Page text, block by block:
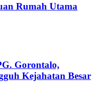
Rumah Utama
Gorontalo,
Kejahatan Besar